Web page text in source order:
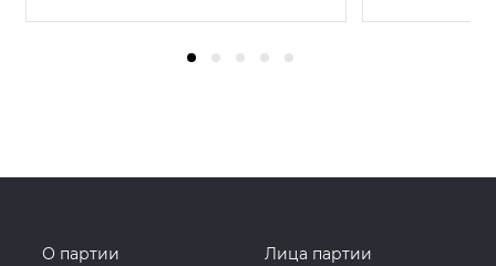
О партии
Лица партии